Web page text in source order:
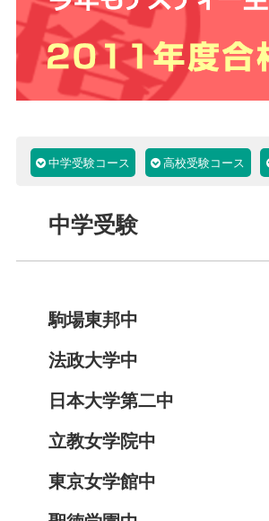
中学受験コース 高校受験コース
中学受験
駒場東邦中
法政大学中
日本大学第二中
立教女学院中
東京女学館中